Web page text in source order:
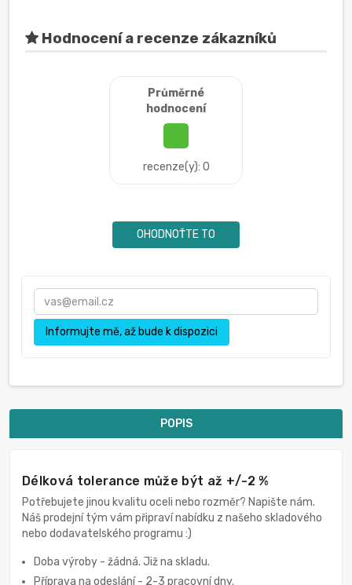
Hodnocení a recenze zákazníků
Průměrné
hodnocení
recenze(y): 0
OHODNOŤTE TO
Informujte mě, až bude k dispozici
POPIS
Délková tolerance může být až +/-2 %
Potřebujete jinou kvalitu oceli nebo rozměr? Napište nám.
Náš prodejní tým vám připraví nabídku z našeho skladového
nebo dodavatelského programu :)
Doba výroby - žádná. Již na skladu.
Příprava na odeslání - 2-3 pracovní dny.